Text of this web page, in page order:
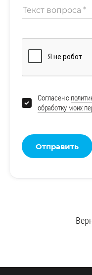
Согласен с
обработку моих
Отправить